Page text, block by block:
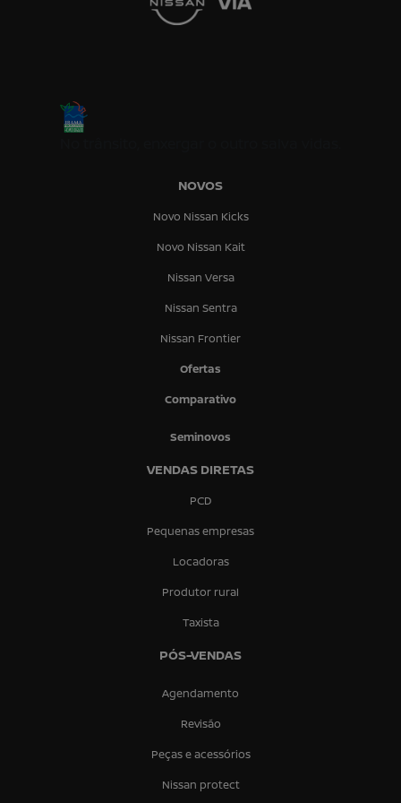
NOVOS
Novo Nissan Kicks
Novo Nissan Kait
Nissan Versa
Nissan Sentra
Nissan Frontier
Ofertas
Comparativo
Seminovos
VENDAS DIRETAS
PCD
Pequenas empresas
Locadoras
Produtor rural
Taxista
PÓS-VENDAS
Agendamento
Revisão
Peças e acessórios
Nissan protect